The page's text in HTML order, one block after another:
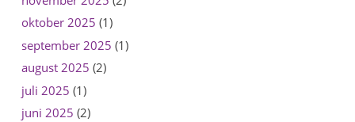
oktober 2025 (1)
september 2025 (1)
august 2025 (2)
juli 2025 (1)
juni 2025 (2)